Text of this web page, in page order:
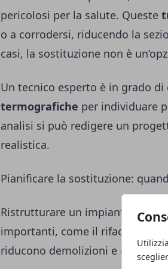
pericolosi per la salute. Queste
o a corrodersi, riducendo la
casi, la sostituzione non è
Un tecnico esperto è in grado di
termografiche per individuare
analisi si può redigere un
realistica.
Pianificare la sostituzione:
Ristrutturare un impianto
importanti, come il rifacimento
riducono demolizioni e